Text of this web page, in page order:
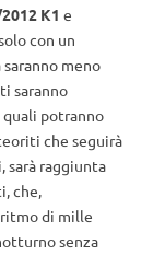
K1 e
con un
meno
saranno
potranno
che seguirà
sarà raggiunta
che,
di mille
senza